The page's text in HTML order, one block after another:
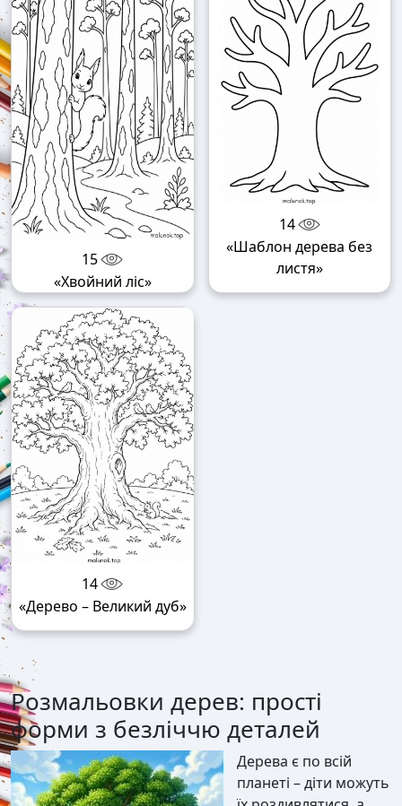
15
«Хвойний ліс»
14
«Шаблон дерева без
листя»
14
«Дерево – Великий дуб»
Розмальовки дерев: прості
форми з безліччю деталей
Дерева є по всій
планеті – діти можуть